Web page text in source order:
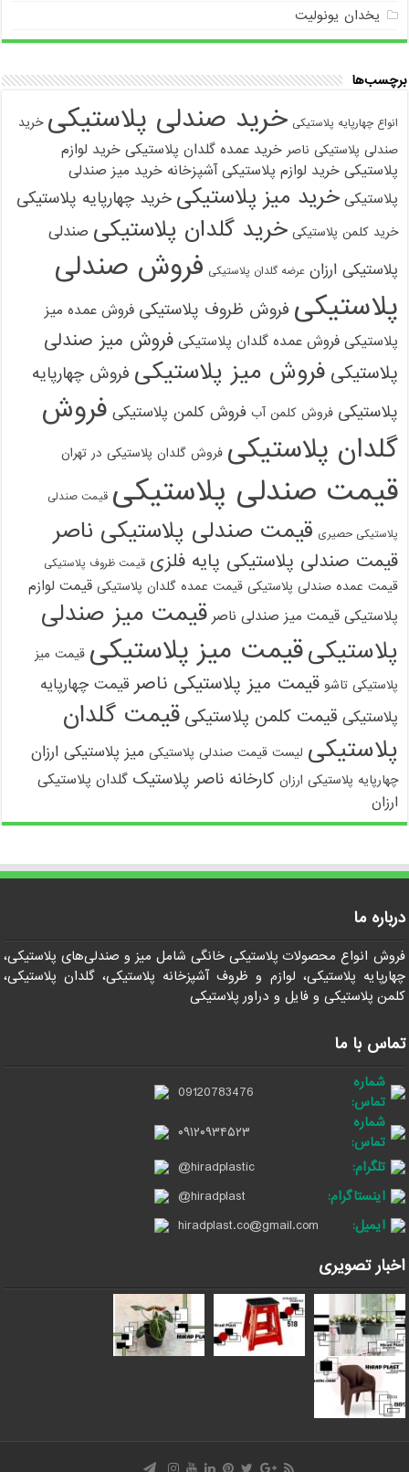
یخدان یونولیت
برچسب‌ها
انواع چهارپایه پلاستیکی خرید صندلی پلاستیکی خرید
صندلی پلاستیکی ناصر خرید عمده گلدان پلاستیکی خرید لوازم
پلاستیکی خرید لوازم پلاستیکی آشپزخانه خرید میز صندلی
پلاستیکی خرید میز پلاستیکی خرید چهارپایه پلاستیکی
خرید کلمن پلاستیکی خرید گلدان پلاستیکی صندلی
پلاستیکی ارزان عرضه گلدان پلاستیکی فروش صندلی
پلاستیکی فروش ظروف پلاستیکی فروش عمده میز
پلاستیکی فروش عمده گلدان پلاستیکی فروش میز صندلی
پلاستیکی فروش میز پلاستیکی فروش چهارپایه
پلاستیکی فروش کلمن آب فروش کلمن پلاستیکی فروش
گلدان پلاستیکی فروش گلدان پلاستیکی در تهران
قیمت صندلی پلاستیکی قیمت صندلی
پلاستیکی حصیری قیمت صندلی پلاستیکی ناصر
قیمت صندلی پلاستیکی پایه فلزی قیمت ظروف پلاستیکی
قیمت عمده صندلی پلاستیکی قیمت عمده گلدان پلاستیکی قیمت لوازم
پلاستیکی قیمت میز صندلی ناصر قیمت میز صندلی
پلاستیکیقیمت میز پلاستیکی قیمت میز
پلاستیکی تاشو قیمت میز پلاستیکی ناصر قیمت چهارپایه
پلاستیکی قیمت کلمن پلاستیکی قیمت گلدان
پلاستیکی لیست قیمت صندلی پلاستیکی میز پلاستیکی ارزان
چهارپایه پلاستیکی ارزان کارخانه ناصر پلاستیک گلدان پلاستیکی
ارزان
درباره ما
فروش انواع محصولات پلاستیکی خانگی شامل میز و صندلی‌های پلاستیکی،
چهارپایه پلاستیکی، لوازم و ظروف آشپزخانه پلاستیکی، گلدان پلاستیکی،
کلمن پلاستیکی و فایل و دراور پلاستیکی
تماس با ما
شماره
تماس:
09120783476
شماره
تماس:
۰۹۱۲۰۹۳۴۵۲۳
تلگرام:
@hiradplastic
اینستاگرام:
@hiradplast
ایمیل:
hiradplast.co@gmail.com
اخبار تصویری